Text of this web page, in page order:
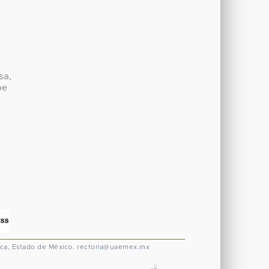
Estado de México. rectoria@uaemex.mx